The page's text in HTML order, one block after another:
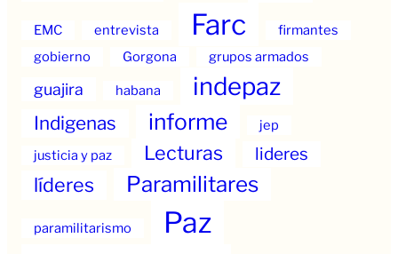
EMC entrevista Farc
firmantes
gobierno
Gorgona grupos armados
guajira habana indepaz
Indigenas informe
jep
justicia y paz
Lecturas lideres
líderes Paramilitares
paramilitarismo Paz